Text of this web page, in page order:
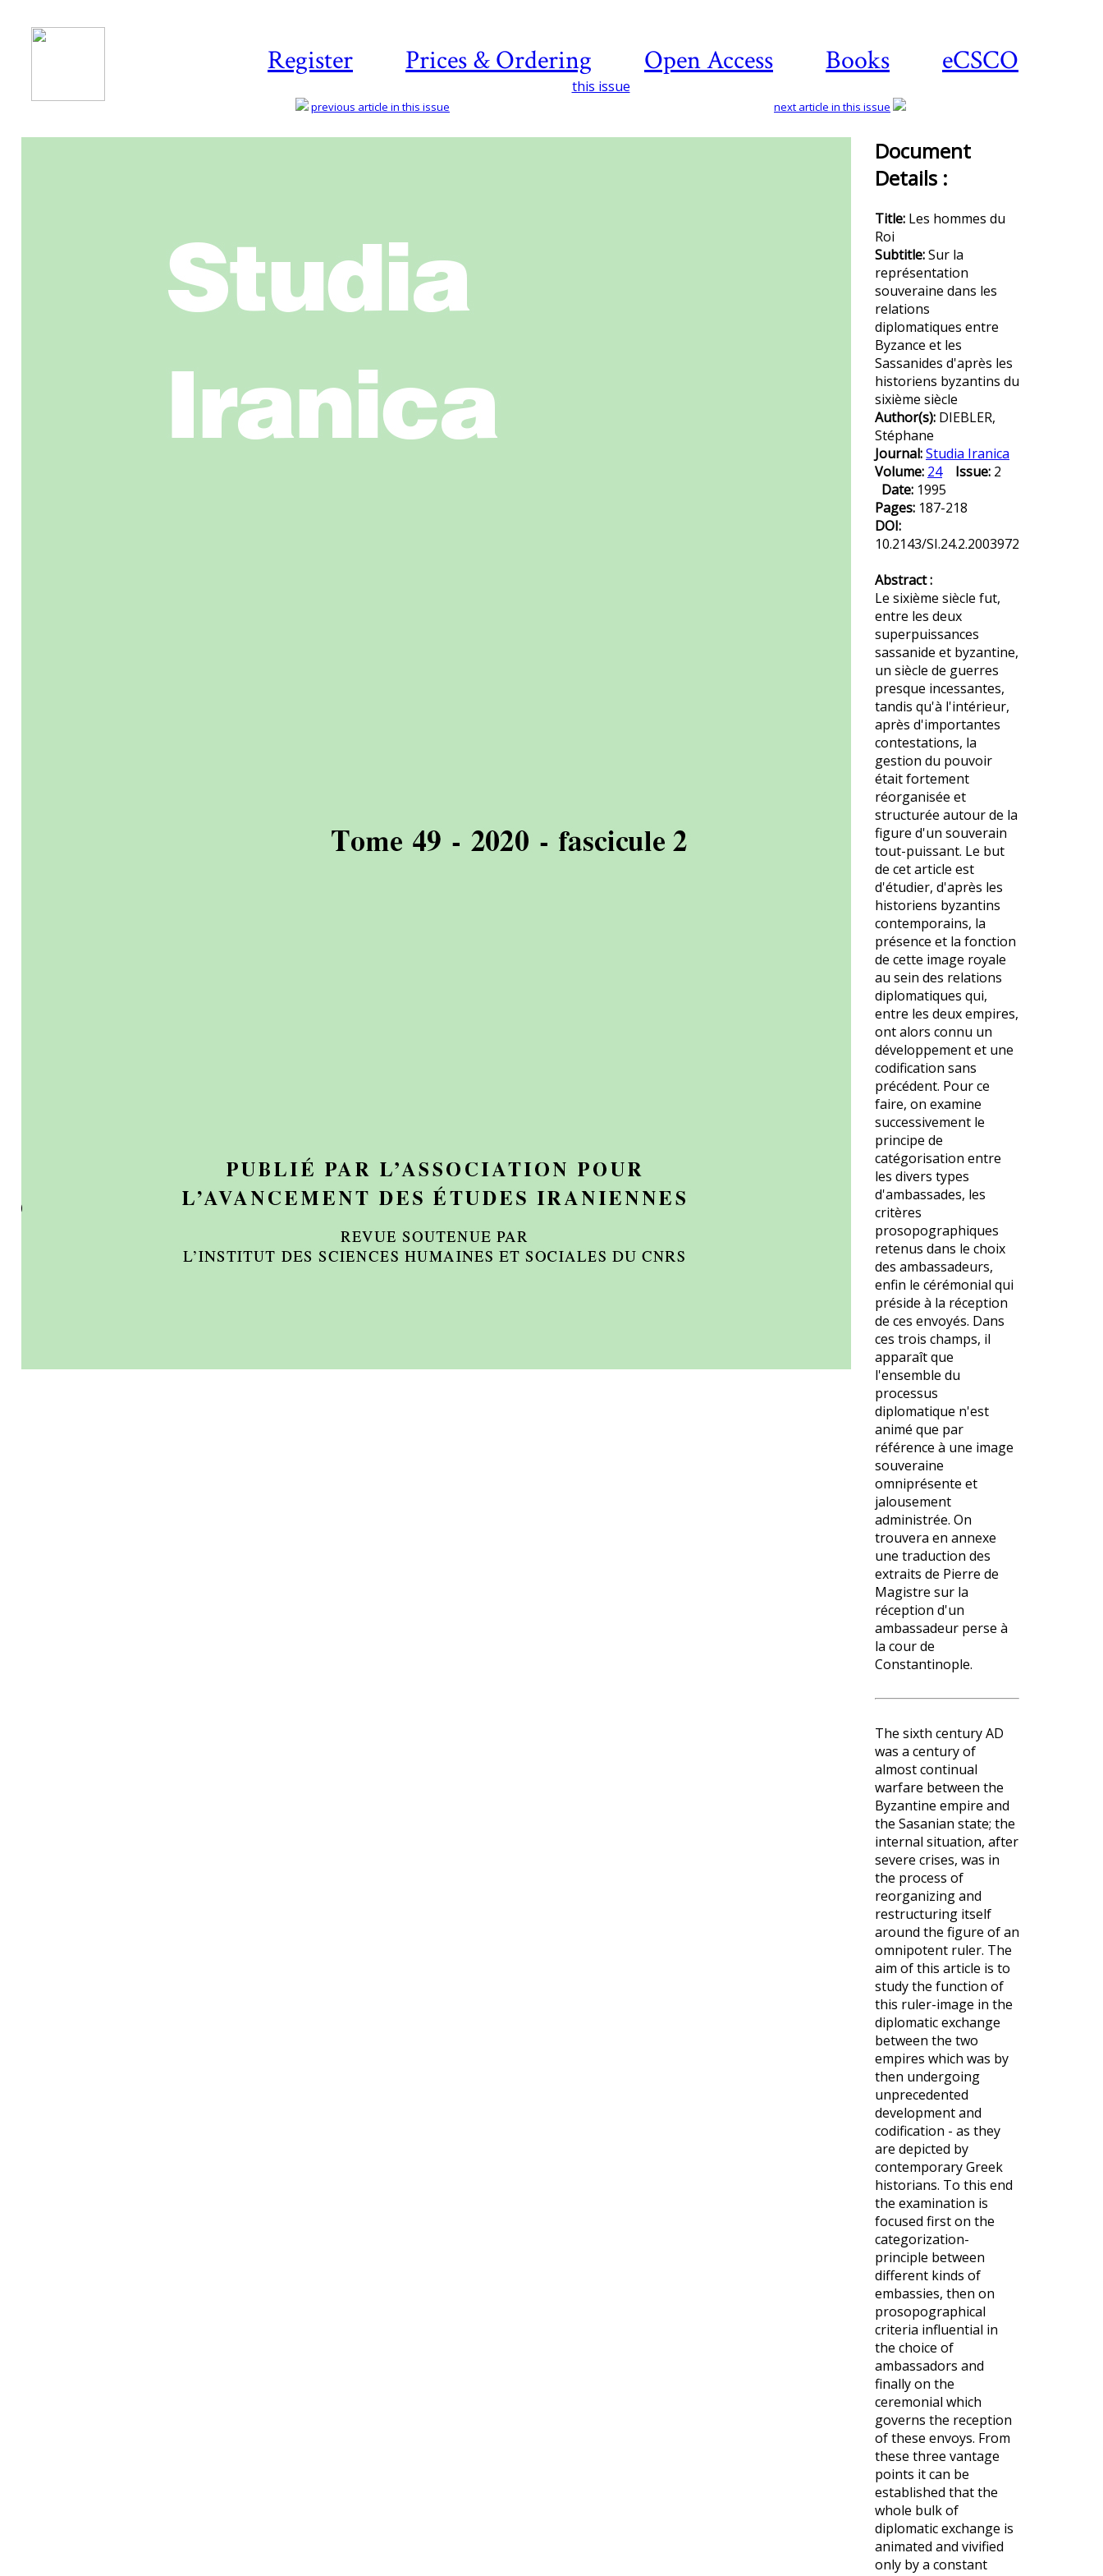
Register Prices & Ordering Open Access Books eCSCO
this issue
previous article in this issue next article in this issue
Document
Details :
Title: Les hommes du
Roi
Subtitle:Sur la
représentation
souveraine dans les
relations
diplomatiques entre
Byzance et les
Sassanides d'après les
historiens byzantins du
sixième siècle
Author(s): DIEBLER,
Stéphane
Journal:Studia Iranica
Volume: 24 Issue: 2
Date: 1995
Pages: 187-218
DOI:
10.2143/SI.24.2.2003972
Abstract :
Le sixième siècle fut,
entre les deux
superpuissances
sassanide et byzantine,
un siècle de guerres
presque incessantes,
tandis qu'à l'intérieur,
après d'importantes
contestations, la
gestion du pouvoir
était fortement
réorganisée et
structurée autour de la
figure d'un souverain
tout-puissant. Le but
de cet article est
d'étudier, d'après les
historiens byzantins
contemporains, la
présence et la fonction
de cette image royale
au sein des relations
diplomatiques qui,
entre les deux empires,
ont alors connu un
développement et une
codification sans
précédent. Pour ce
faire, on examine
successivement le
principe de
catégorisation entre
les divers types
d'ambassades, les
critères
prosopographiques
retenus dans le choix
des ambassadeurs,
enfin le cérémonial qui
préside à la réception
de ces envoyés. Dans
ces trois champs, il
apparaît que
l'ensemble du
processus
diplomatique n'est
animé que par
référence à une image
souveraine
omniprésente et
jalousement
administrée. On
trouvera en annexe
une traduction des
extraits de Pierre de
Magistre sur la
réception d'un
ambassadeur perse à
la cour de
Constantinople.
The sixth century AD
was a century of
almost continual
warfare between the
Byzantine empire and
the Sasanian state; the
internal situation, after
severe crises, was in
the process of
reorganizing and
restructuring itself
around the figure of an
omnipotent ruler. The
aim of this article is to
study the function of
this ruler-image in the
diplomatic exchange
between the two
empires which was by
then undergoing
unprecedented
development and
codification - as they
are depicted by
contemporary Greek
historians. To this end
the examination is
focused first on the
categorization-
principle between
different kinds of
embassies, then on
prosopographical
criteria influential in
the choice of
ambassadors and
finally on the
ceremonial which
governs the reception
of these envoys. From
these three vantage
points it can be
established that the
whole bulk of
diplomatic exchange is
animated and vivified
only by a constant